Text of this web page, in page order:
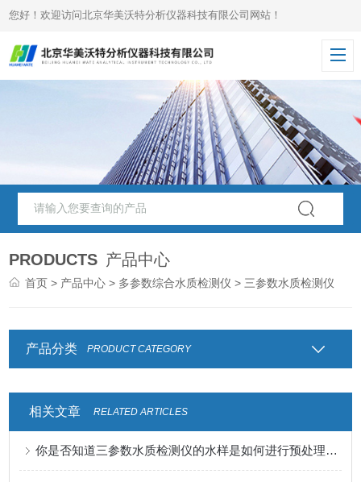
您好！欢迎访问北京华美沃特分析仪器科技有限公司网站！
PRODUCTS 产品中心
首页 > 产品中心 > 多参数综合水质检测仪 > 三参数水质检测仪
产品分类 PRODUCT CATEGORY
相关文章 RELATED ARTICLES
你是否知道三参数水质检测仪的水样是如何进行预处理的？